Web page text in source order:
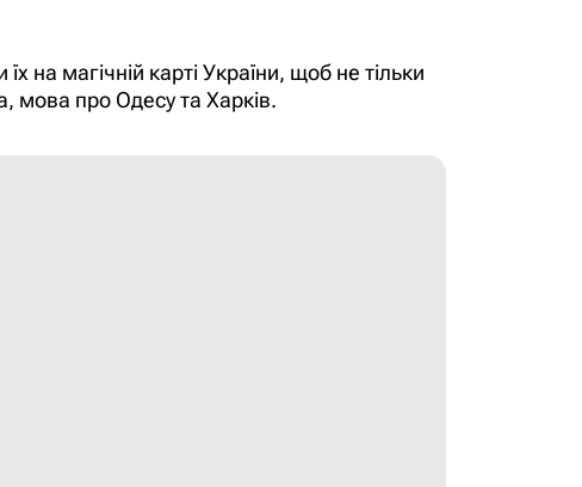
магічній карті України, щоб не тільки
мова про Одесу та Харків.